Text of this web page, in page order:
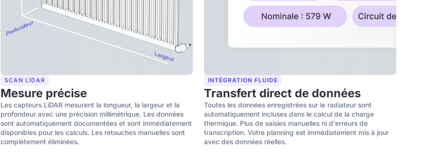
SCAN LIDAR
Mesure précise
Les capteurs LiDAR mesurent la longueur, la largeur et la
profondeur avec une précision millimétrique. Les données
sont automatiquement documentées et sont immédiatement
disponibles pour les calculs. Les retouches manuelles sont
complètement éliminées.
INTÉGRATION FLUIDE
Transfert direct de données
Toutes les données enregistrées sur le radiateur sont
automatiquement incluses dans le calcul de la charge
thermique. Plus de saisies manuelles ni d'erreurs de
transcription. Votre planning est immédiatement mis à jour
avec des données réelles.